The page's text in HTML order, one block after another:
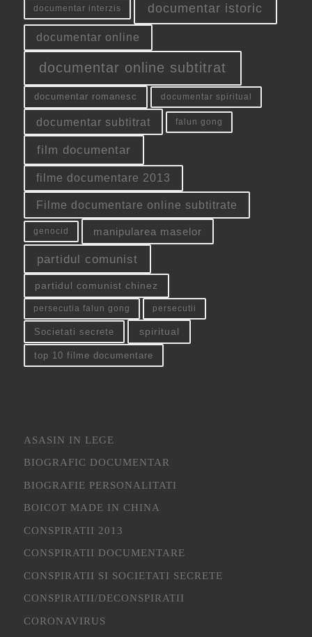
documentar interzis documentar istoric
documentar online
documentar online subtitrat
documentar romanesc documentar spiritual
documentar subtitrat falun gong
film documentar
filme documentare 2013
Filme documentare online subtitrate
genocid manipularea maselor
partidul comunist
partidul comunist chinez
persecutia falun gong persecutii
Societati secrete spiritual
top 10 filme documentare
ASASIN IN LEGE
BIOGRAFIC DOCUMENTAR
BIOGRAFIE PERSONALITATI
BOICOT MADE IN CHINA
CONSPIRATII 2013
CONSPIRATII DOCUMENTARE
CONSPIRATII SI SOCIETATI SECRETE
CONSPIRATII/DECONSPIRATII
CORONAVIRUS